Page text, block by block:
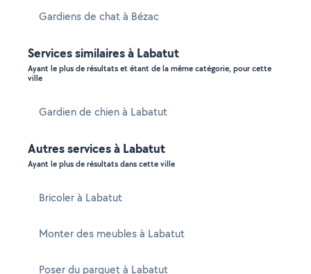
Gardiens de chat à Bézac
Services similaires à Labatut
Ayant le plus de résultats et étant de la même catégorie, pour cette
ville
Gardien de chien à Labatut
Autres services à Labatut
Ayant le plus de résultats dans cette ville
Bricoler à Labatut
Monter des meubles à Labatut
Poser du parquet à Labatut